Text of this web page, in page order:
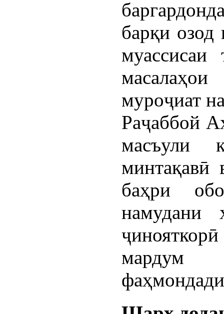
барқи
муроҷиат
Раҷаббой
масъули
минтақавӣ
баҳри
намудани